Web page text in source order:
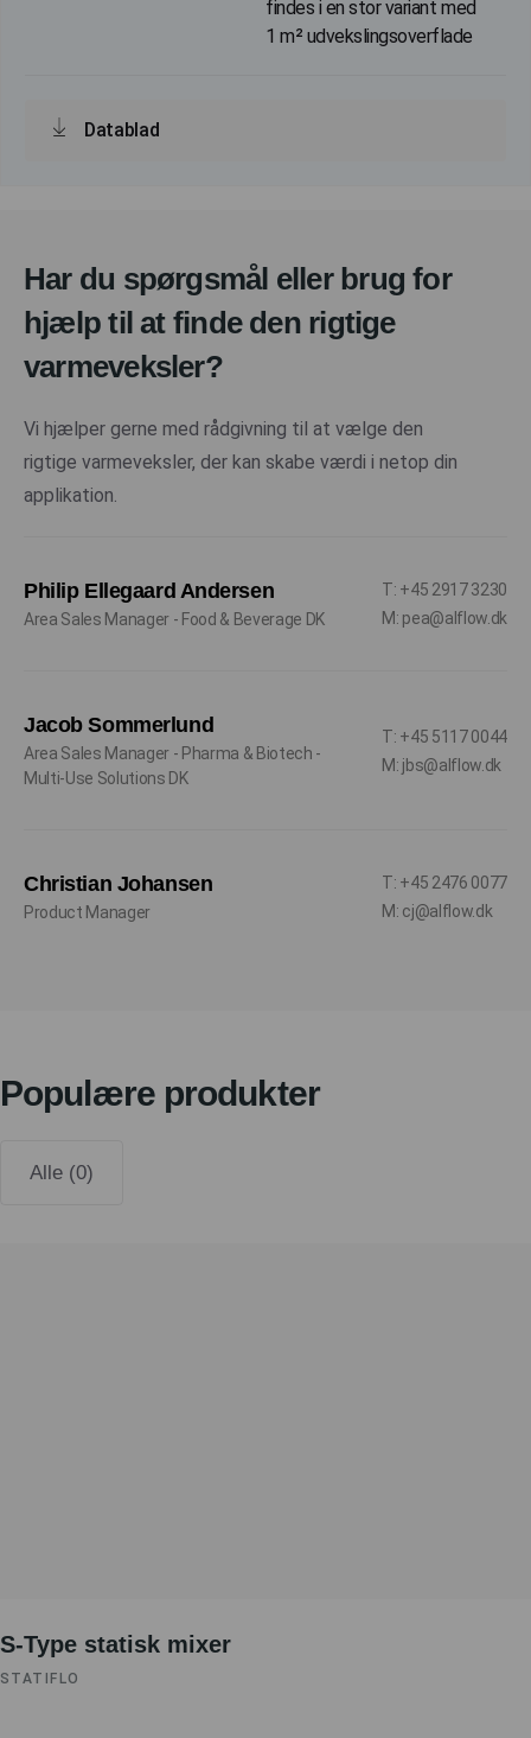
findes i en stor variant med
1 m² udvekslingsoverflade
Datablad
Har du spørgsmål eller brug for
hjælp til at finde den rigtige
varmeveksler?
Vi hjælper gerne med rådgivning til at vælge den
rigtige varmeveksler, der kan skabe værdi i netop din
applikation.
Philip Ellegaard Andersen
Area Sales Manager - Food & Beverage DK
T: +45 2917 3230
M: pea@alflow.dk
Jacob Sommerlund
Area Sales Manager - Pharma & Biotech -
Multi-Use Solutions DK
T: +45 5117 0044
M: jbs@alflow.dk
Christian Johansen
Product Manager
T: +45 2476 0077
M: cj@alflow.dk
Populære produkter
Alle (0)
S-Type statisk mixer
STATIFLO